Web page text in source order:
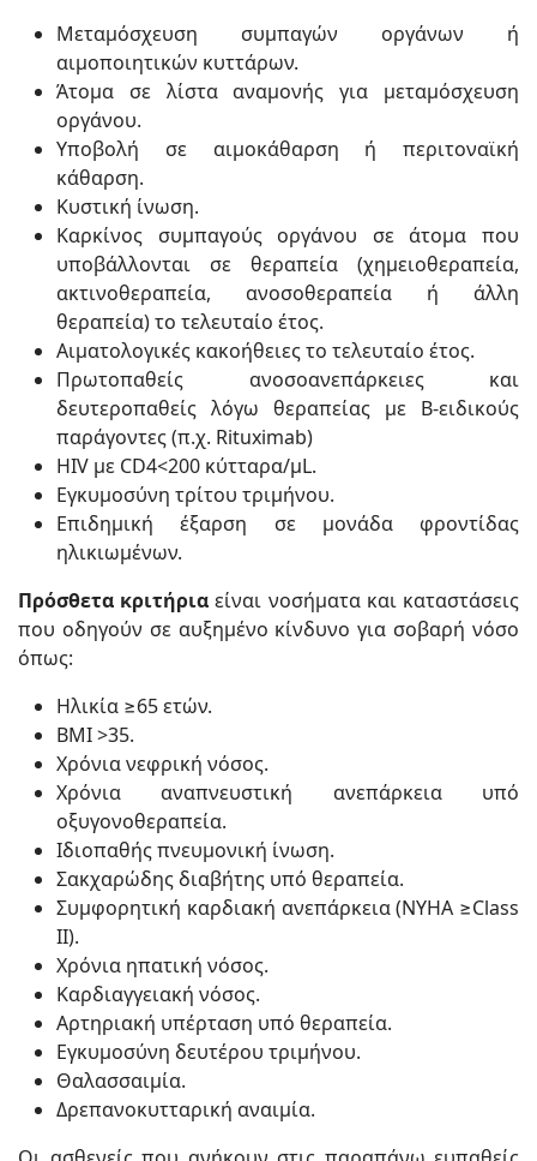
Μεταμόσχευση συμπαγών οργάνων ή
αιμοποιητικών κυττάρων.
Άτομα σε λίστα αναμονής για μεταμόσχευση
οργάνου.
Υποβολή σε αιμοκάθαρση ή περιτοναϊκή
κάθαρση.
Κυστική ίνωση.
Καρκίνος συμπαγούς οργάνου σε άτομα που
υποβάλλονται σε θεραπεία (χημειοθεραπεία,
ακτινοθεραπεία, ανοσοθεραπεία ή άλλη
θεραπεία) το τελευταίο έτος.
Αιματολογικές κακοήθειες το τελευταίο έτος.
Πρωτοπαθείς ανοσοανεπάρκειες και
δευτεροπαθείς λόγω θεραπείας με Β-ειδικούς
παράγοντες (π.χ. Rituximab)
HIV με CD4<200 κύτταρα/μL.
Εγκυμοσύνη τρίτου τριμήνου.
Επιδημική έξαρση σε μονάδα φροντίδας
ηλικιωμένων.
Πρόσθετα κριτήρια είναι νοσήματα και καταστάσεις
που οδηγούν σε αυξημένο κίνδυνο για σοβαρή νόσο
όπως:
Ηλικία ≥65 ετών.
BMI >35.
Χρόνια νεφρική νόσος.
Χρόνια αναπνευστική ανεπάρκεια υπό
οξυγονοθεραπεία.
Ιδιοπαθής πνευμονική ίνωση.
Σακχαρώδης διαβήτης υπό θεραπεία.
Συμφορητική καρδιακή ανεπάρκεια (ΝΥΗΑ ≥Class
II).
Χρόνια ηπατική νόσος.
Καρδιαγγειακή νόσος.
Αρτηριακή υπέρταση υπό θεραπεία.
Εγκυμοσύνη δευτέρου τριμήνου.
Θαλασσαιμία.
Δρεπανοκυτταρική αναιμία.